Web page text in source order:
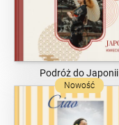
Podróż do Japonii
Nowość